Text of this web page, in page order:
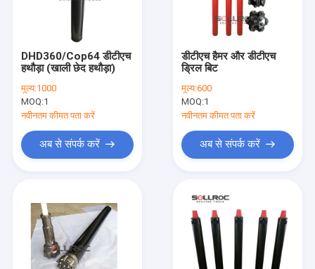
DHD360/Cop64 डीटीएच
हथौड़ा (खाली छेद हथौड़ा)
मूल्य:1000
MOQ:1
नवीनतम कीमत पता करें
अब से संपर्क करें
डीटीएच हैमर और डीटीएच
ड्रिल बिट
मूल्य:600
MOQ:1
नवीनतम कीमत पता करें
अब से संपर्क करें